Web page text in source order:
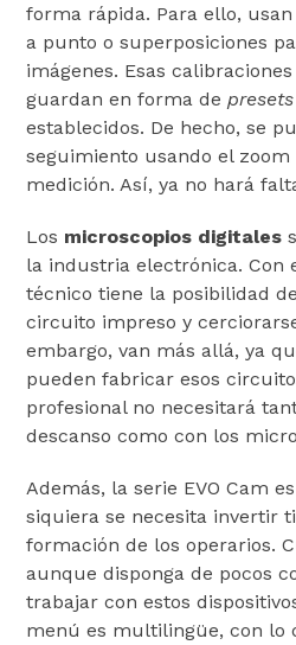
forma rápida. Para ello,
a punto o superposiciones
imágenes. Esas
guardan en forma depresets
establecidos. De hecho, se
seguimiento usando el
medición. Así, ya no hará
Los microscopios digitales
la industria electrónica. Con
técnico tiene la posibilidad
circuito impreso y
embargo, van más allá, ya
pueden fabricar esos
profesional no necesitará
descanso como con los
Además, la serie EVO Cam
siquiera se necesita invertir
formación de los operarios.
aunque disponga de pocos
trabajar con estos
menú es multilingüe, con lo